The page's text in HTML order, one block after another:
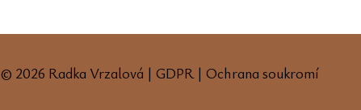
© 2026 Radka Vrzalová |GDPR|Ochrana soukromí